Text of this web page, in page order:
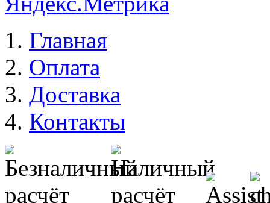
Главная
Оплата
Доставка
Контакты